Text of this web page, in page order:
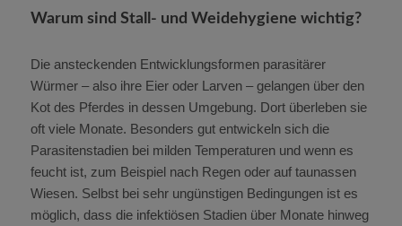
Warum sind Stall- und Weidehygiene wichtig?
Die ansteckenden Entwicklungsformen parasitärer
Würmer – also ihre Eier oder Larven – gelangen über den
Kot des Pferdes in dessen Umgebung. Dort überleben sie
oft viele Monate. Besonders gut entwickeln sich die
Parasitenstadien bei milden Temperaturen und wenn es
feucht ist, zum Beispiel nach Regen oder auf taunassen
Wiesen. Selbst bei sehr ungünstigen Bedingungen ist es
möglich, dass die infektiösen Stadien über Monate hinweg